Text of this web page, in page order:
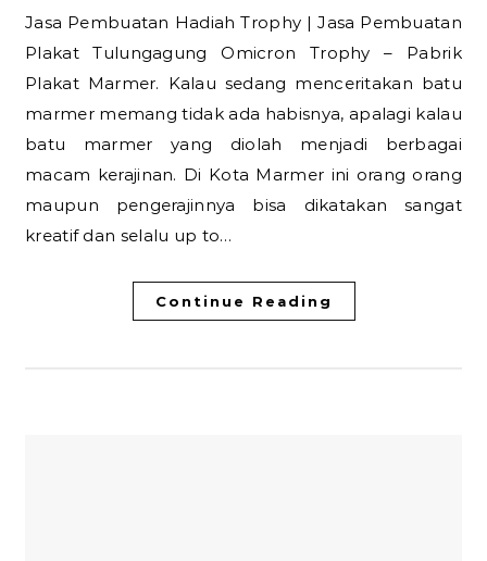
Jasa Pembuatan Hadiah Trophy | Jasa Pembuatan
Plakat Tulungagung Omicron Trophy – Pabrik
Plakat Marmer. Kalau sedang menceritakan batu
marmer memang tidak ada habisnya, apalagi kalau
batu marmer yang diolah menjadi berbagai
macam kerajinan. Di Kota Marmer ini orang orang
maupun pengerajinnya bisa dikatakan sangat
kreatif dan selalu up to…
Continue Reading